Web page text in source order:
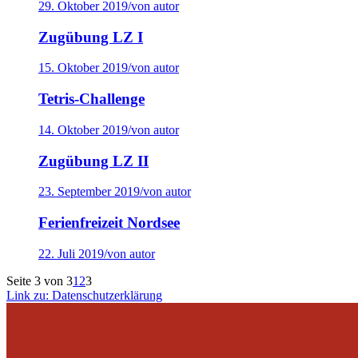
29. Oktober 2019/von autor
Zugübung LZ I
15. Oktober 2019/von autor
Tetris-Challenge
14. Oktober 2019/von autor
Zugübung LZ II
23. September 2019/von autor
Ferienfreizeit Nordsee
22. Juli 2019/von autor
Seite 3 von 31 23
Link zu: Datenschutzerklärung